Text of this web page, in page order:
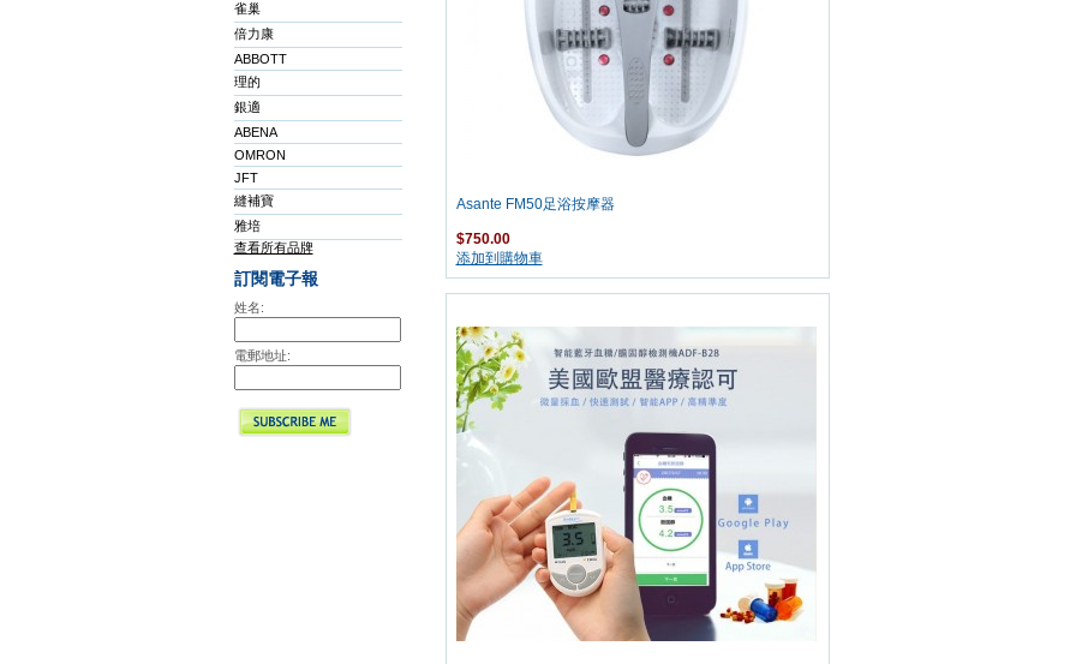
雀巢
倍力康
ABBOTT
理的
銀適
ABENA
OMRON
JFT
縫補寶
雅培
查看所有品牌
訂閱電子報
姓名:
電郵地址:
Asante FM50足浴按摩器
$750.00
添加到購物車